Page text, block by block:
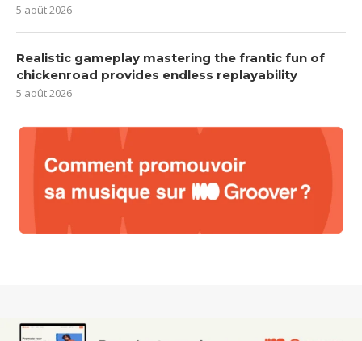
5 août 2026
Realistic gameplay mastering the frantic fun of
chickenroad provides endless replayability
5 août 2026